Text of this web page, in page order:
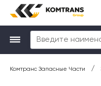
Комтранс Запасные Части /